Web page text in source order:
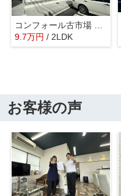
9.7万円 / 2LDK
お客様の声